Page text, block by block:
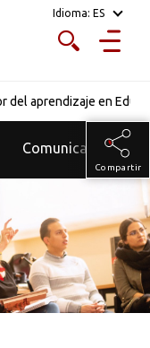
Idioma: ES
del aprendizaje en
Comunicados
Compartir